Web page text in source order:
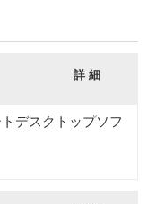
詳 細
デスクトップソフ